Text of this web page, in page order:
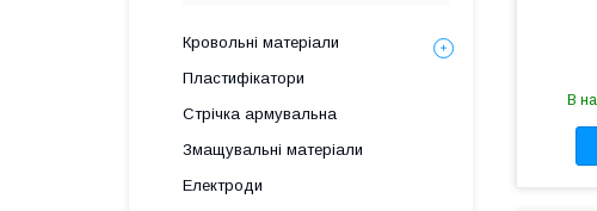
В
Кровольні матеріали
Пластифікатори
Стрічка армувальна
Змащувальні матеріали
Електроди